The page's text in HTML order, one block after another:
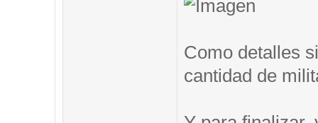
Como detalles
cantidad de